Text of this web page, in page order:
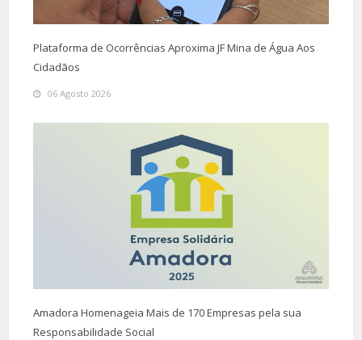
Plataforma de Ocorrências Aproxima JF Mina de Água Aos
Cidadãos
06 Agosto 2026
Amadora Homenageia Mais de 170 Empresas pela sua
Responsabilidade Social